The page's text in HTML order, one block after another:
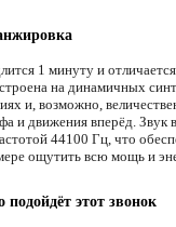
1 минуту и
на динамичных
и, возможно,
и движения вперёд. Звук
44100 Гц, что
ощутить всю мощь и
этот звонок